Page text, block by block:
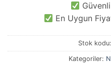
En Uygun
Stok kodu:
Kategoriler: